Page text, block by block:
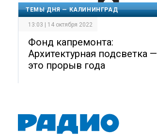
ТЕМЫ ДНЯ — КАЛИНИНГРАД
13:03 | 14 октября 2022
Фонд капремонта:
Архитектурная подсветка —
это прорыв года